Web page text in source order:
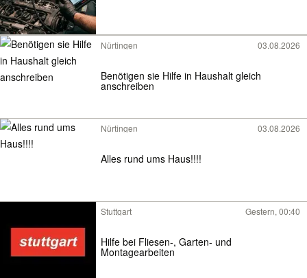
Nürtingen 03.08.2026
Benötigen sie Hilfe in Haushalt gleich
anschreiben
Nürtingen 03.08.2026
Alles rund ums Haus!!!!
Stuttgart Gestern, 00:40
Hilfe bei Fliesen-, Garten- und
Montagearbeiten